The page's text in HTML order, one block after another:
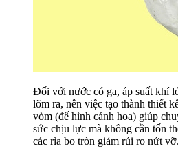
Đối với nước có ga, áp suất khí
lõm ra, nên việc tạo thành thiết
vòm (đế hình cánh hoa) giúp
sức chịu lực mà không cần tốn
các rìa bo tròn giảm rủi ro nứt vỡ.